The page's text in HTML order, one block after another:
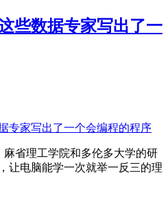
些数据专家写出了一
麻省理工学院和多伦多大学的研
让电脑能学一次就举一反三的理